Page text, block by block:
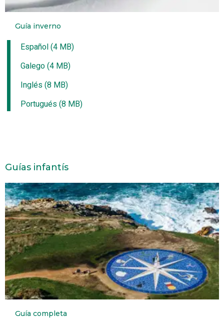
Guía inverno
Español (4 MB)
Galego (4 MB)
Inglés (8 MB)
Portugués (8 MB)
Guías infantís
Guía completa